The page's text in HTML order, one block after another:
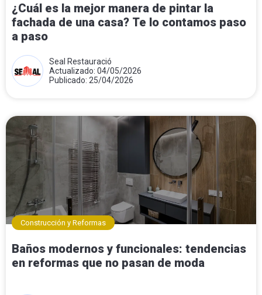
¿Cuál es la mejor manera de pintar la
fachada de una casa? Te lo contamos paso
a paso
Seal Restauració
Actualizado: 04/05/2026
Publicado: 25/04/2026
Construcción y Reformas
Baños modernos y funcionales: tendencias
en reformas que no pasan de moda